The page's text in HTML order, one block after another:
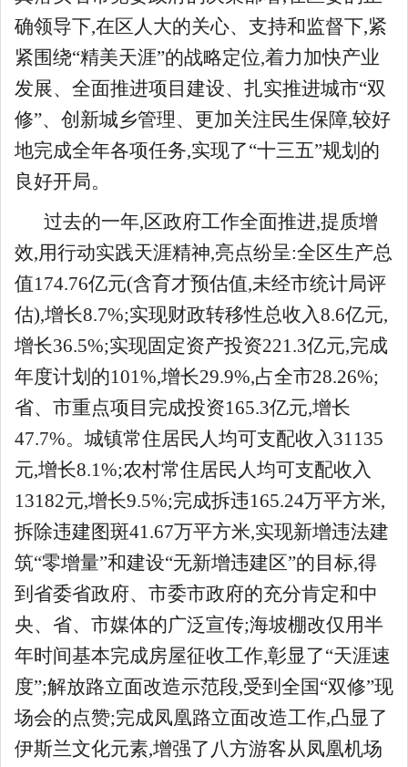
确领导下,在区人大的关心、支持和监督下,紧
紧围绕“精美天涯”的战略定位,着力加快产业
发展、全面推进项目建设、扎实推进城市“双
修”、创新城乡管理、更加关注民生保障,较好
地完成全年各项任务,实现了“十三五”规划的
良好开局。
过去的一年,区政府工作全面推进,提质增
效,用行动实践天涯精神,亮点纷呈:全区生产总
值174.76亿元(含育才预估值,未经市统计局评
估),增长8.7%;实现财政转移性总收入8.6亿元,
增长36.5%;实现固定资产投资221.3亿元,完成
年度计划的101%,增长29.9%,占全市28.26%;
省、市重点项目完成投资165.3亿元,增长
47.7%。城镇常住居民人均可支配收入31135
元,增长8.1%;农村常住居民人均可支配收入
13182元,增长9.5%;完成拆违165.24万平方米,
拆除违建图斑41.67万平方米,实现新增违法建
筑“零增量”和建设“无新增违建区”的目标,得
到省委省政府、市委市政府的充分肯定和中
央、省、市媒体的广泛宣传;海坡棚改仅用半
年时间基本完成房屋征收工作,彰显了“天涯速
度”;解放路立面改造示范段,受到全国“双修”现
场会的点赞;完成凤凰路立面改造工作,凸显了
伊斯兰文化元素,增强了八方游客从凤凰机场